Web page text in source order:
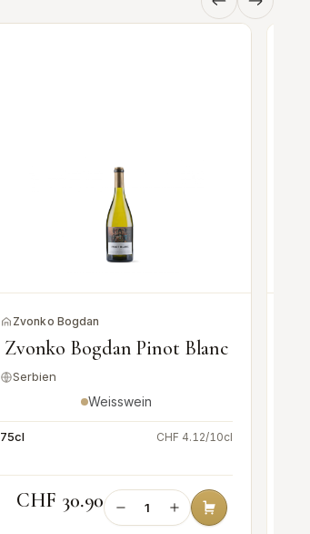
Zvonko Bogdan
Zvonko Bogdan Pinot Blanc
Serbien
Weisswein
75cl CHF 4.12/10cl
CHF 30.90